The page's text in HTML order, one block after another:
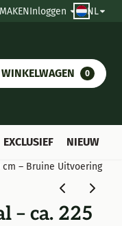
Inloggen NL
WINKELWAGEN 0
EXCLUSIEF NIEUW
cm – Bruine Uitvoering
– ca. 225